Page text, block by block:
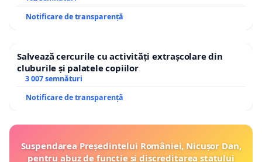
Notificare de transparență
Salvează cercurile cu activități extrașcolare din
cluburile și palatele copiilor
3 007 semnături
Notificare de transparență
Suspendarea Președintelui României, Nicușor Dan,
pentru abuz de funcție și discreditarea statului